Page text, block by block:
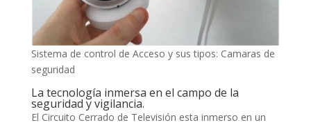
Sistema de control de Acceso y sus tipos: Camaras de
seguridad
La tecnología inmersa en el campo de la
seguridad y vigilancia.
El Circuito Cerrado de Televisión esta inmerso en un